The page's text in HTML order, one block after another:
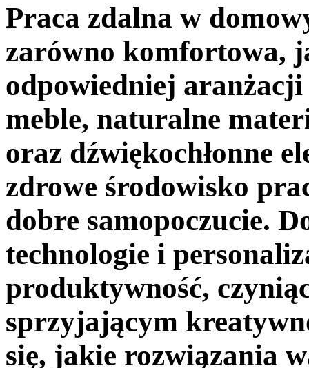
Praca zdalna w
zarówno komfortowa,
odpowiedniej
meble, naturalne
oraz dźwiękochłonne
zdrowe środowisko
dobre samopoczucie.
technologie i
produktywność,
sprzyjającym
się, jakie rozwiązania